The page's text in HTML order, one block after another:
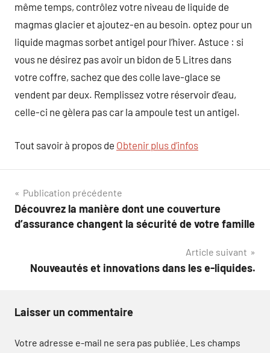
même temps, contrôlez votre niveau de liquide de
magmas glacier et ajoutez-en au besoin. optez pour un
liquide magmas sorbet antigel pour l’hiver. Astuce : si
vous ne désirez pas avoir un bidon de 5 Litres dans
votre coffre, sachez que des colle lave-glace se
vendent par deux. Remplissez votre réservoir d’eau,
celle-ci ne gèlera pas car la ampoule test un antigel.
Tout savoir à propos de Obtenir plus d’infos
Navigation
de
Publication précédente
Découvrez la manière dont une couverture
d’assurance changent la sécurité de votre famille
Article suivant
Nouveautés et innovations dans les e-liquides.
Laisser un commentaire
Votre adresse e-mail ne sera pas publiée. Les champs